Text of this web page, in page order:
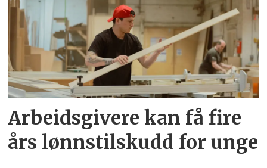
Arbeidsgivere kan få fire
års lønnstilskudd for unge